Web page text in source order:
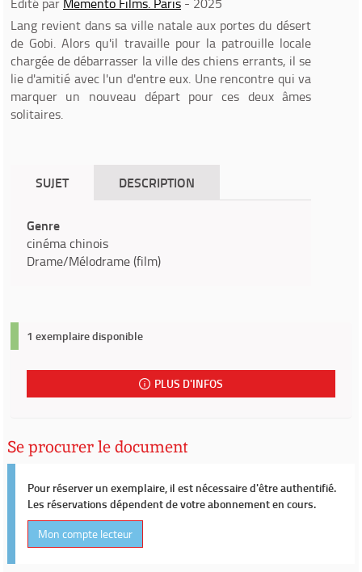
Lang revient dans sa ville natale aux portes du désert
de Gobi. Alors qu'il travaille pour la patrouille locale
chargée de débarrasser la ville des chiens errants, il se
lie d'amitié avec l'un d'entre eux. Une rencontre qui va
marquer un nouveau départ pour ces deux âmes
solitaires.
SUJET DESCRIPTION
Genre
cinéma chinois
Drame/Mélodrame (film)
1 exemplaire disponible
PLUS D'INFOS
Se procurer le document
Pour réserver un exemplaire, il est nécessaire d'être authentifié.
Les réservations dépendent de votre abonnement en cours.
Mon compte lecteur